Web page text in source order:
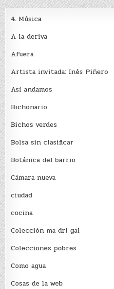
4. Música
A la deriva
Afuera
Artista invitada: Inés Piñero
Así andamos
Bichonario
Bichos verdes
Bolsa sin clasificar
Botánica del barrio
Cámara nueva
ciudad
cocina
Colección ma dri gal
Colecciones pobres
Como agua
Cosas de la web